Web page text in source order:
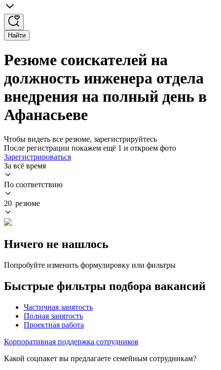
Найти
Резюме соискателей на
должность инженера отдела
внедрения на полный день в
Афанасьеве
Чтобы видеть все резюме, зарегистрируйтесь
После регистрации покажем ещё 1 и откроем фото
Зарегистрироваться
За всё время
По соответствию
20 резюме
Ничего не нашлось
Попробуйте изменить формулировку или фильтры
Быстрые фильтры подбора вакансий
Частичная занятость
Полная занятость
Проектная работа
Корпоративная поддержка сотрудников
Какой соцпакет вы предлагаете семейным сотрудникам?